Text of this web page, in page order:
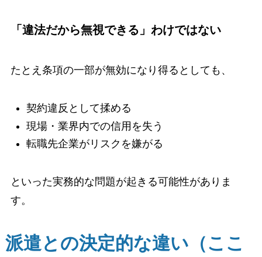
「違法だから無視できる」わけではない
たとえ条項の一部が無効になり得るとしても、
契約違反として揉める
現場・業界内での信用を失う
転職先企業がリスクを嫌がる
といった実務的な問題が起きる可能性がありま
す。
派遣との決定的な違い（ここ